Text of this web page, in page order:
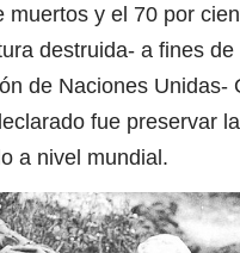
muertos y el 70 por
destruida- a fines
de Naciones Unidas-
fue preservar
a nivel mundial.